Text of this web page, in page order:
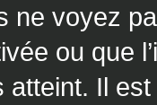
ne voyez
ou que
atteint. Il